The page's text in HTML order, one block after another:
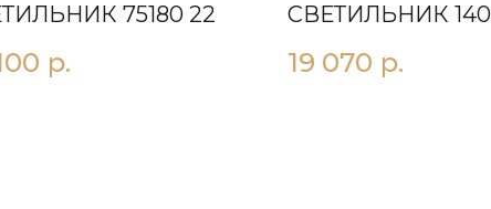
75180 22
р.
СВЕТИЛЬНИК
19 070 р.